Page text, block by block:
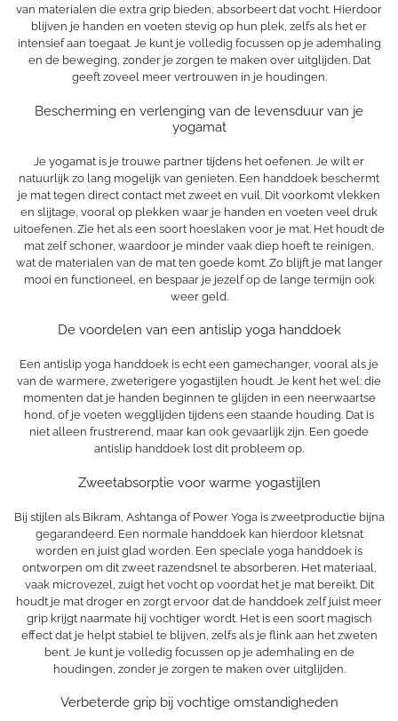
van materialen die extra grip bieden, absorbeert dat vocht. Hierdoor
blijven je handen en voeten stevig op hun plek, zelfs als het er
intensief aan toegaat. Je kunt je volledig focussen op je ademhaling
en de beweging, zonder je zorgen te maken over uitglijden. Dat
geeft zoveel meer vertrouwen in je houdingen.
Bescherming en verlenging van de levensduur van je
yogamat
Je yogamat is je trouwe partner tijdens het oefenen. Je wilt er
natuurlijk zo lang mogelijk van genieten. Een handdoek beschermt
je mat tegen direct contact met zweet en vuil. Dit voorkomt vlekken
en slijtage, vooral op plekken waar je handen en voeten veel druk
uitoefenen. Zie het als een soort hoeslaken voor je mat. Het houdt de
mat zelf schoner, waardoor je minder vaak diep hoeft te reinigen,
wat de materialen van de mat ten goede komt. Zo blijft je mat langer
mooi en functioneel, en bespaar je jezelf op de lange termijn ook
weer geld.
De voordelen van een antislip yoga handdoek
Een antislip yoga handdoek is echt een gamechanger, vooral als je
van de warmere, zweterigere yogastijlen houdt. Je kent het wel: die
momenten dat je handen beginnen te glijden in een neerwaartse
hond, of je voeten wegglijden tijdens een staande houding. Dat is
niet alleen frustrerend, maar kan ook gevaarlijk zijn. Een goede
antislip handdoek lost dit probleem op.
Zweetabsorptie voor warme yogastijlen
Bij stijlen als Bikram, Ashtanga of Power Yoga is zweetproductie bijna
gegarandeerd. Een normale handdoek kan hierdoor kletsnat
worden en juist glad worden. Een speciale yoga handdoek is
ontworpen om dit zweet razendsnel te absorberen. Het materiaal,
vaak microvezel, zuigt het vocht op voordat het je mat bereikt. Dit
houdt je mat droger en zorgt ervoor dat de handdoek zelf juist meer
grip krijgt naarmate hij vochtiger wordt. Het is een soort magisch
effect dat je helpt stabiel te blijven, zelfs als je flink aan het zweten
bent. Je kunt je volledig focussen op je ademhaling en de
houdingen, zonder je zorgen te maken over uitglijden.
Verbeterde grip bij vochtige omstandigheden